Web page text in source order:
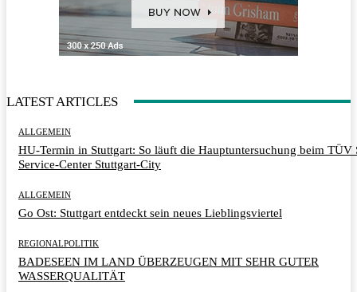
LATEST ARTICLES
ALLGEMEIN
HU-Termin in Stuttgart: So läuft die Hauptuntersuchung beim TÜV
Service-Center Stuttgart-City
ALLGEMEIN
Go Ost: Stuttgart entdeckt sein neues Lieblingsviertel
REGIONALPOLITIK
BADESEEN IM LAND ÜBERZEUGEN MIT SEHR GUTER
WASSERQUALITÄT